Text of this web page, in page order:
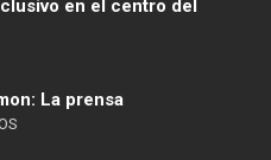
en el centro del
La prensa